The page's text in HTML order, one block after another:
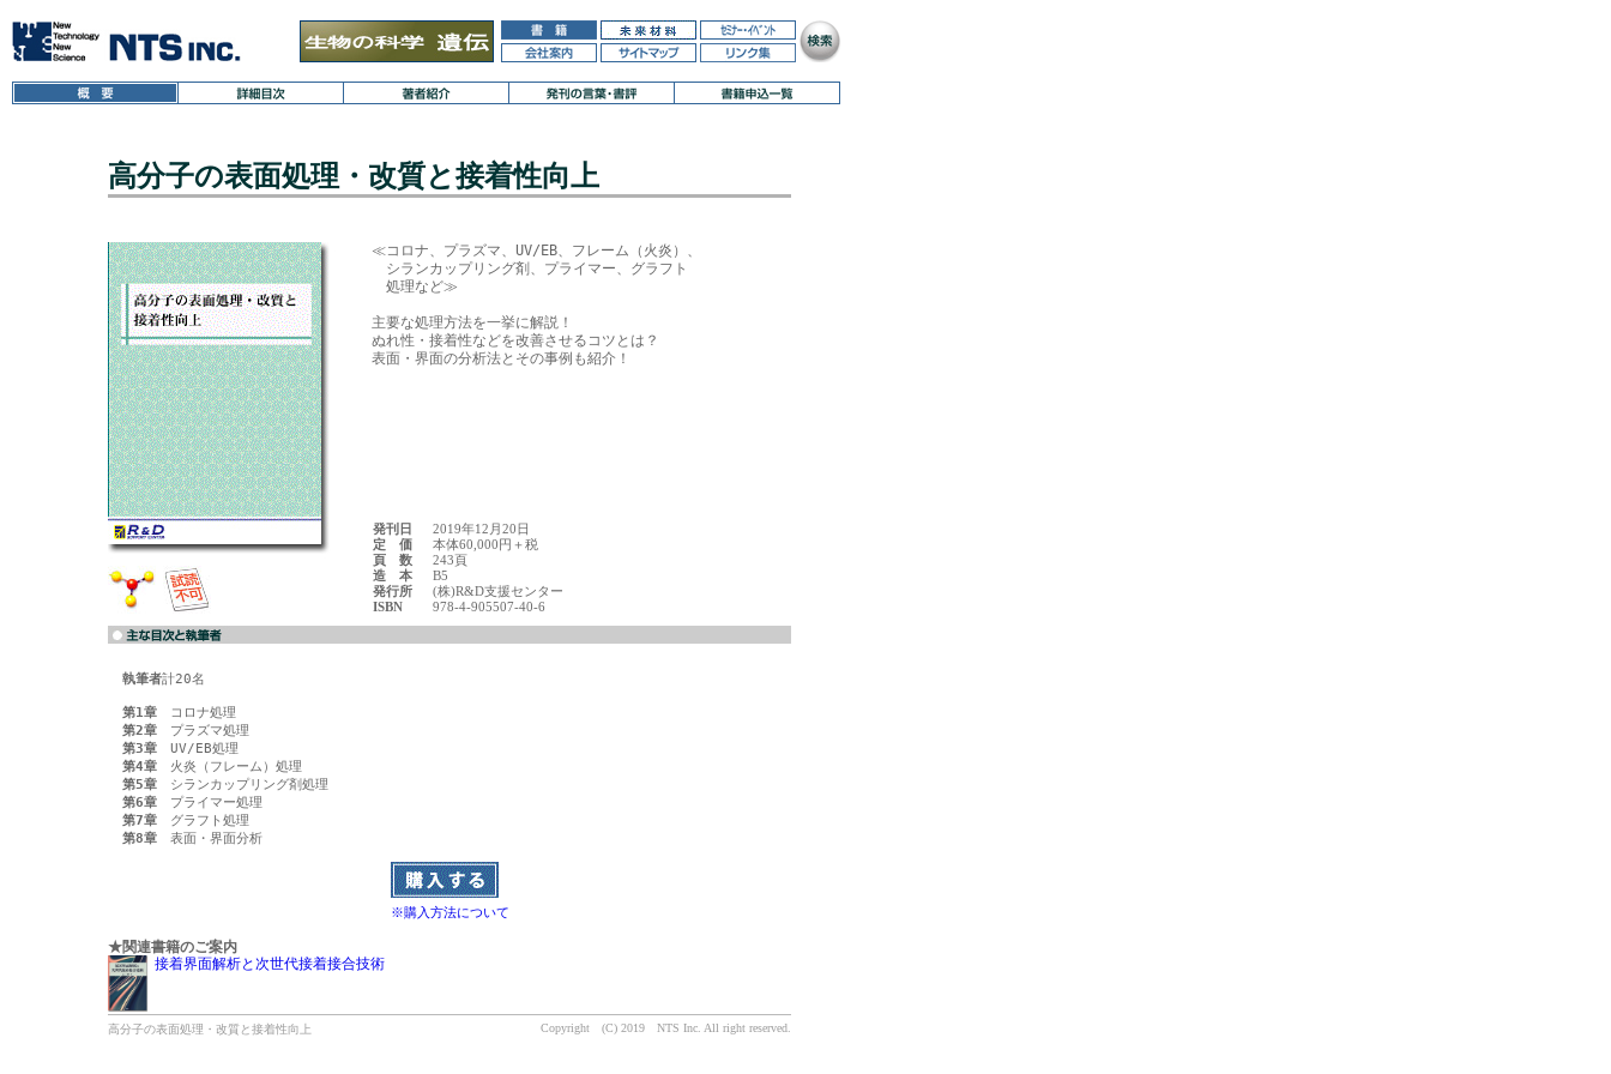
高分子の表面処理・改質と接着性向上
≪コロナ、プラズマ、UV/EB、フレーム（火炎）、
シランカップリング剤、プライマー、グラフト
処理など≫
主要な処理方法を一挙に解説！
ぬれ性・接着性などを改善させるコツとは？
表面・界面の分析法とその事例も紹介！
発刊日
2019年12月20日
定 価
本体60,000円＋税
頁 数
243頁
造 本
B5
発行所
(株)R&D支援センター
ISBN
978-4-905507-40-6
執筆者計20名
第1章
第2章
第3章
第4章
第5章
第6章
第7章
第8章
※購入方法について
★関連書籍のご案内
接着界面解析と次世代接着接合技術
高分子の表面処理・改質と接着性向上 Copyright (C) 2019 NTS Inc. All right reserved.